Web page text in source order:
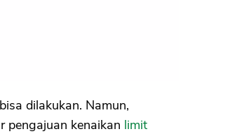
dilakukan. Namun,
pengajuan kenaikan limit